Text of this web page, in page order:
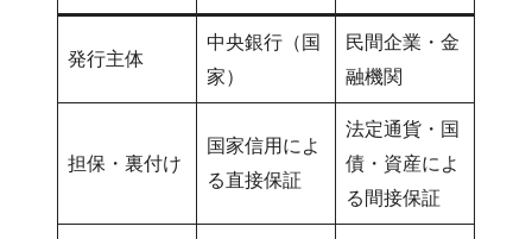
発行主体
中央銀行（国
家）
民間企業・金
融機関
担保・裏付け
国家信用によ
る直接保証
法定通貨・国
債・資産によ
る間接保証